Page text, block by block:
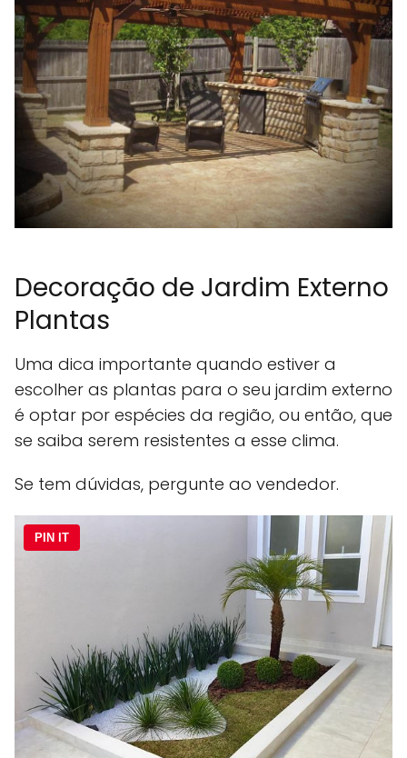
Decoração de Jardim Externo
Plantas
Uma dica importante quando estiver a
escolher as plantas para o seu jardim externo
é optar por espécies da região, ou então, que
se saiba serem resistentes a esse clima.
Se tem dúvidas, pergunte ao vendedor.
PIN IT